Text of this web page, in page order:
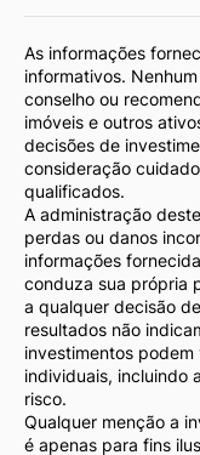
As informações
informativos.
conselho ou
imóveis e outros
decisões de
consideração
qualificados.
A administração
perdas ou danos
informações
conduza sua própria
a qualquer decisão
resultados não
investimentos
individuais, incluindo
risco.
Qualquer menção a
é apenas para fins